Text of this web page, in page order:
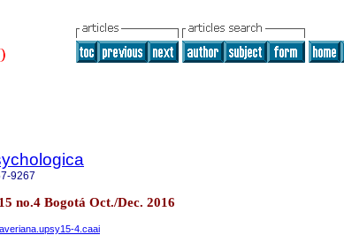
9267
no.4 Bogotá Oct./Dec. 2016
4.caai